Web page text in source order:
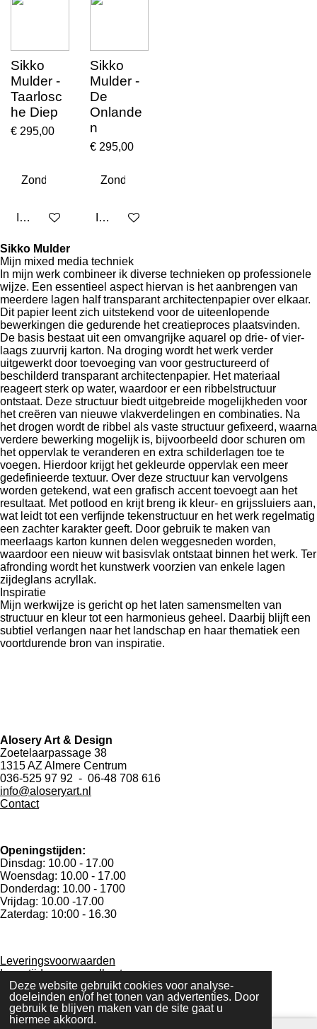
Deze website gebruikt cookies voor analyse-
doeleinden en/of het tonen van advertenties. Door
gebruik te blijven maken van de site gaat u
hiermee akkoord.
Sikko
Mulder -
Taarlosc
he Diep
€ 295,00
In winkelwagen
Sikko
Mulder -
De
Onlande
n
€ 295,00
In winkelwagen
Sikko Mulder
Mijn mixed media techniek
In mijn werk combineer ik diverse technieken op professionele
wijze. Een essentieel aspect hiervan is het aanbrengen van
meerdere lagen half transparant architectenpapier over elkaar.
Dit papier leent zich uitstekend voor de uiteenlopende
bewerkingen die gedurende het creatieproces plaatsvinden.
De basis bestaat uit een omvangrijke aquarel op drie- of vier-
laags zuurvrij karton. Na droging wordt het werk verder
uitgewerkt door toevoeging van voor gestructureerd of
beschilderd transparant architectenpapier. Het materiaal
reageert sterk op water, waardoor er een ribbelstructuur
ontstaat. Deze structuur biedt uitgebreide mogelijkheden voor
het creëren van nieuwe vlakverdelingen en combinaties. Na
het drogen wordt de ribbel als vaste structuur gefixeerd, waarna
verdere bewerking mogelijk is, bijvoorbeeld door schuren om
het oppervlak te veranderen en extra schilderlagen toe te
voegen. Hierdoor krijgt het gekleurde oppervlak een meer
gedefinieerde textuur. Over deze structuur kan vervolgens
worden getekend, wat een grafisch accent toevoegt aan het
resultaat. Met potlood en krijt breng ik kleur- en grijssluiers aan,
wat leidt tot een verfijnde tekenstructuur en het werk regelmatig
een zachter karakter geeft. Door gebruik te maken van
meerlaags karton kunnen delen weggesneden worden,
waardoor een nieuw wit basisvlak ontstaat binnen het werk. Ter
afronding wordt het kunstwerk voorzien van enkele lagen
zijdeglans acryllak.
Inspiratie
Mijn werkwijze is gericht op het laten samensmelten van
structuur en kleur tot een harmonieus geheel. Daarbij blijft een
subtiel verlangen naar het landschap en haar thematiek een
voortdurende bron van inspiratie.
Alosery Art & Design
Zoetelaarpassage 38
1315 AZ Almere Centrum
036-525 97 92 - 06-48 708 616
info@aloseryart.nl
Contact
Openingstijden:
Dinsdag: 10.00 - 17.00
Woensdag: 10.00 - 17.00
Donderdag: 10.00 - 1700
Vrijdag: 10.00 -17.00
Zaterdag: 10:00 - 16.30
Leveringsvoorwaarden
Levertijd en verzendkosten
Privacy
Herroepingsrecht
Klachten